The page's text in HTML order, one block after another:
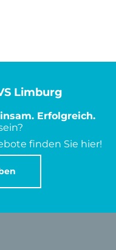
Limburg
Erfolgreich.
finden Sie hier!